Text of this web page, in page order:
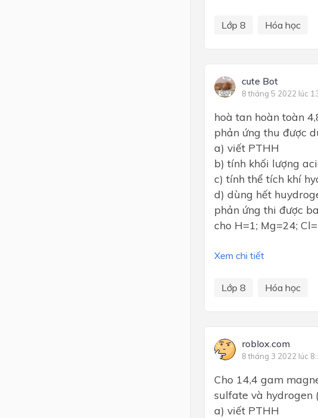
Lớp 8 Hóa học
cute Bot
8 tháng 5 2022 lúc
hoà tan hoàn toàn
phản ứng thu được
a) viết PTHH
b) tính khối lượng
c) tính thể tích khí
d) dùng hết
phản ứng thi được
cho H=1; Mg=24;
Xem chi tiết
Lớp 8 Hóa học
roblox.com
8 tháng 3 2022 lúc
Cho 14,4 gam
sulfate và hydrogen
a) viết PTHH